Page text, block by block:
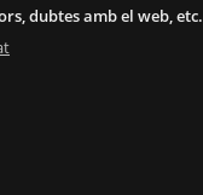
dubtes amb el web, etc.